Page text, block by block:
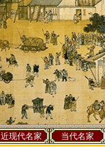
近现代名家 当代名家